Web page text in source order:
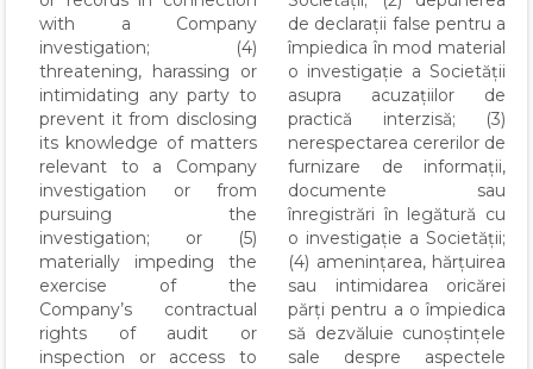
with a Company
investigation; (4)
threatening, harassing or
intimidating any party to
prevent it from disclosing
its knowledge of matters
relevant to a Company
investigation or from
pursuing the
investigation; or (5)
materially impeding the
exercise of the
Company’s contractual
rights of audit or
inspection or access to
de declarații false pentru a
împiedica în mod material
o investigație a Societății
asupra acuzațiilor de
practică interzisă; (3)
nerespectarea cererilor de
furnizare de informații,
documente sau
înregistrări în legătură cu
o investigație a Societății;
(4) amenințarea, hărțuirea
sau intimidarea oricărei
părți pentru a o împiedica
să dezvăluie cunoștințele
sale despre aspectele